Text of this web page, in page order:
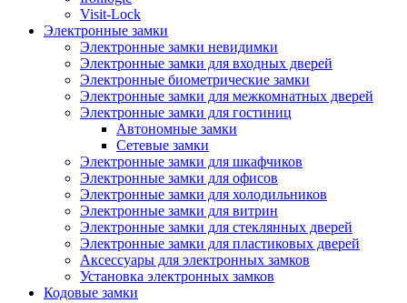
Visit-Lock
Электронные замки
Электронные замки невидимки
Электронные замки для входных дверей
Электронные биометрические замки
Электронные замки для межкомнатных дверей
Электронные замки для гостиниц
Автономные замки
Сетевые замки
Электронные замки для шкафчиков
Электронные замки для офисов
Электронные замки для холодильников
Электронные замки для витрин
Электронные замки для стеклянных дверей
Электронные замки для пластиковых дверей
Аксессуары для электронных замков
Установка электронных замков
Кодовые замки